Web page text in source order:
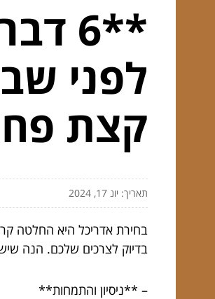
**6
לפני
קצת
תאריך: יונ 17, 2024
בחירת אדריכל היא החלטה
בדיוק לצרכים שלכם. הנה
– **ניסיון והתמחות**